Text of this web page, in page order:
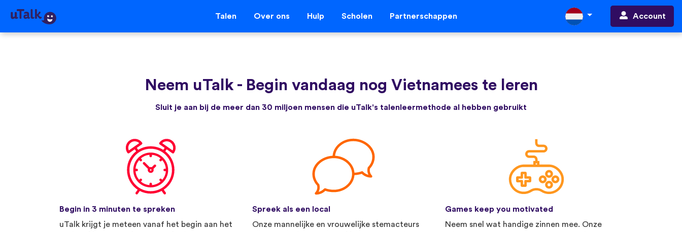
Talen Over ons Hulp Scholen Partnerschappen Account
Neem uTalk - Begin vandaag nog Vietnamees te leren
Sluit je aan bij de meer dan 30 miljoen mensen die uTalk's talenleermethode al hebben gebruikt
Begin in 3 minuten te spreken
uTalk krijgt je meteen vanaf het begin aan het
Spreek als een local
Onze mannelijke en vrouwelijke stemacteurs
Games keep you motivated
Neem snel wat handige zinnen mee. Onze